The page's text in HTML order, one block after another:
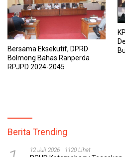
Bersama Eksekutif, DPRD
Bolmong Bahas Ranperda
RPJPD 2024-2045
Berita Trending
12 Juli 2026 1120 Lihat